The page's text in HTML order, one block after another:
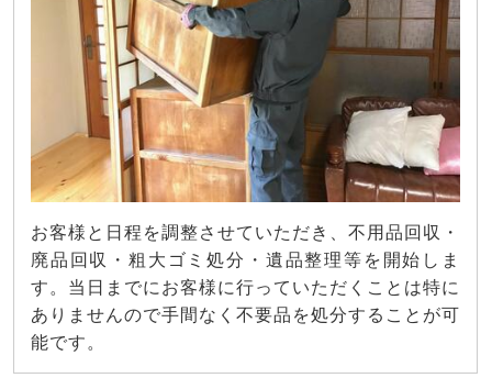
お客様と日程を調整させていただき、不用品回収・
廃品回収・粗大ゴミ処分・遺品整理等を開始しま
す。当日までにお客様に行っていただくことは特に
ありませんので手間なく不要品を処分することが可
能です。